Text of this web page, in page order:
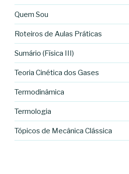
Quem Sou
Roteiros de Aulas Práticas
Sumário (Física III)
Teoria Cinética dos Gases
Termodinâmica
Termologia
Tópicos de Mecânica Clássica